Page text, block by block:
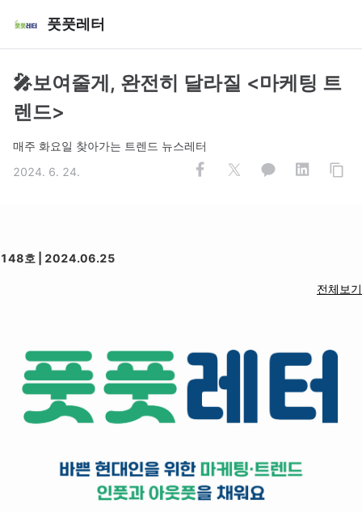
풋풋레터
🎤보여줄게, 완전히 달라질 <마케팅 트
렌드>
매주 화요일 찾아가는 트렌드 뉴스레터
2024. 6. 24.
148호 | 2024.06.25
전체보기